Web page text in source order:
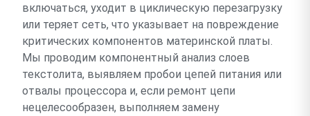
включаться, уходит в циклическую перезагрузку
или теряет сеть, что указывает на повреждение
критических компонентов материнской платы.
Мы проводим компонентный анализ слоев
текстолита, выявляем пробои цепей питания или
отвалы процессора и, если ремонт цепи
нецелесообразен, выполняем замену